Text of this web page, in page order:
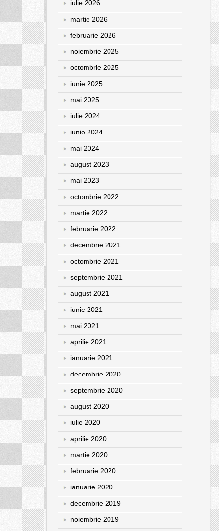
iulie 2026
martie 2026
februarie 2026
noiembrie 2025
octombrie 2025
iunie 2025
mai 2025
iulie 2024
iunie 2024
mai 2024
august 2023
mai 2023
octombrie 2022
martie 2022
februarie 2022
decembrie 2021
octombrie 2021
septembrie 2021
august 2021
iunie 2021
mai 2021
aprilie 2021
ianuarie 2021
decembrie 2020
septembrie 2020
august 2020
iulie 2020
aprilie 2020
martie 2020
februarie 2020
ianuarie 2020
decembrie 2019
noiembrie 2019